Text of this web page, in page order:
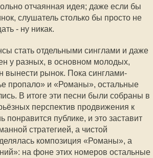
отчаянная идея; даже если бы
слушатель столько бы просто не
- ну никак.
стать отдельными синглами и даже
у разных, в основном молодых,
вынести рынок. Пока синглами-
пропало» и «Романы», остальные
В итоге эти песни были собраны в
перспектив продвижения к
публике, и это заставит
стратегией, а чистой
композиция «Романы», а
на фоне этих номеров остальные